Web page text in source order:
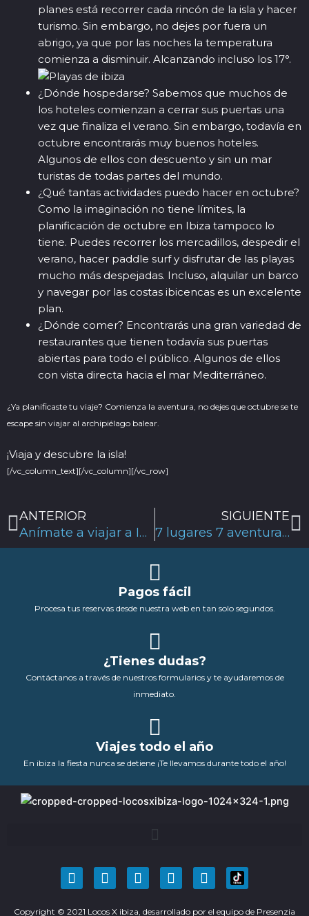
planes está recorrer cada rincón de la isla y hacer
turismo. Sin embargo, no dejes por fuera un
abrigo, ya que por las noches la temperatura
comienza a disminuir. Alcanzando incluso los 17°.
¿Dónde hospedarse? Sabemos que muchos de
los hoteles comienzan a cerrar sus puertas una
vez que finaliza el verano. Sin embargo, todavía en
octubre encontrarás muy buenos hoteles.
Algunos de ellos con descuento y sin un mar
turistas de todas partes del mundo.
¿Qué tantas actividades puedo hacer en octubre?
Como la imaginación no tiene límites, la
planificación de octubre en Ibiza tampoco lo
tiene. Puedes recorrer los mercadillos, despedir el
verano, hacer paddle surf y disfrutar de las playas
mucho más despejadas. Incluso, alquilar un barco
y navegar por las costas ibicencas es un excelente
plan.
¿Dónde comer? Encontrarás una gran variedad de
restaurantes que tienen todavía sus puertas
abiertas para todo el público. Algunos de ellos
con vista directa hacia el mar Mediterráneo.
¿Ya planificaste tu viaje? Comienza la aventura, no dejes que octubre se te
escape sin viajar al archipiélago balear.
¡Viaja y descubre la isla!
[/vc_column_text][/vc_column][/vc_row]
Ant
ANTERIOR
Anímate a viajar a Ibiza en el 2020 ¡Varios eventos esperan por ti!
SIGUIENTE
7 lugares 7 aventuras: Visita Ibiza y recorre sus rincones
Pagos fácil
Procesa tus reservas desde nuestra web en tan solo segundos.
¿Tienes dudas?
Contáctanos a través de nuestros formularios y te ayudaremos de
inmediato.
Viajes todo el año
En ibiza la fiesta nunca se detiene ¡Te llevamos durante todo el año!
F
a
T
w
Y
o
I
n
P
i
Copyright © 2021 Locos X ibiza, desarrollado por el equipo de Presenzia